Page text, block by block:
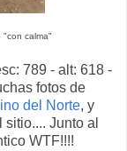
"con calma"
789 - alt: 618 -
fotos de
del Norte, y
Junto al
WTF!!!!